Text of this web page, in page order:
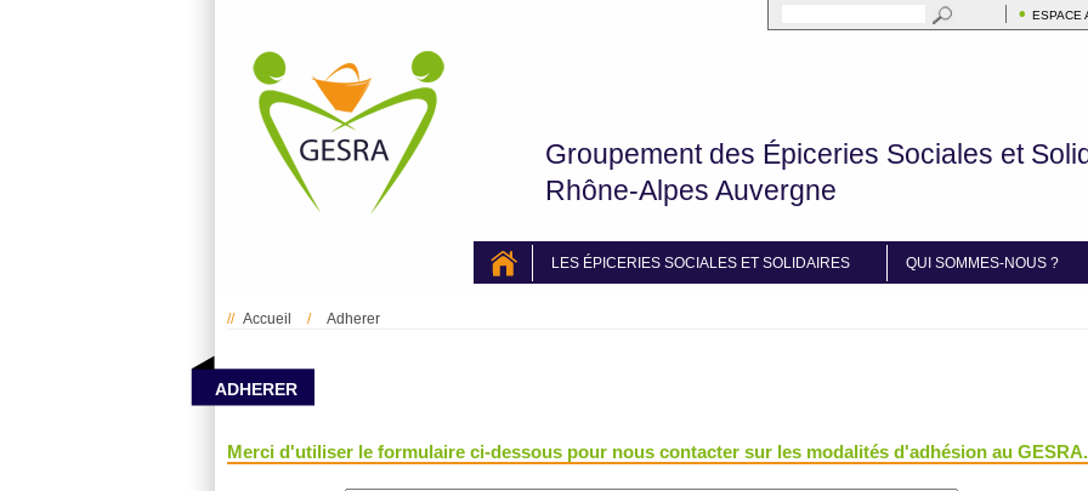
Formulaire de recherche ESPACE
Groupement des Épiceries Sociales et
Rhône-Alpes Auvergne
LES ÉPICERIES SOCIALES ET SOLIDAIRES QUI SOMMES-NOUS ?
Vous êtes ici
Accueil / Adherer
ADHERER
Merci d'utiliser le formulaire ci-dessous pour nous contacter sur les modalités d'adhésion au GESRA.